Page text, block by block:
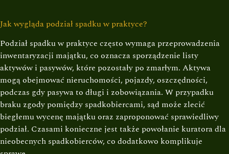
Jak wygląda podział spadku w praktyce?
Podział spadku w praktyce często wymaga przeprowadzenia
inwentaryzacji majątku, co oznacza sporządzenie listy
aktywów i pasywów, które pozostały po zmarłym. Aktywa
mogą obejmować nieruchomości, pojazdy, oszczędności,
podczas gdy pasywa to długi i zobowiązania. W przypadku
braku zgody pomiędzy spadkobiercami, sąd może zlecić
biegłemu wycenę majątku oraz zaproponować sprawiedliwy
podział. Czasami konieczne jest także powołanie kuratora dla
nieobecnych spadkobierców, co dodatkowo komplikuje